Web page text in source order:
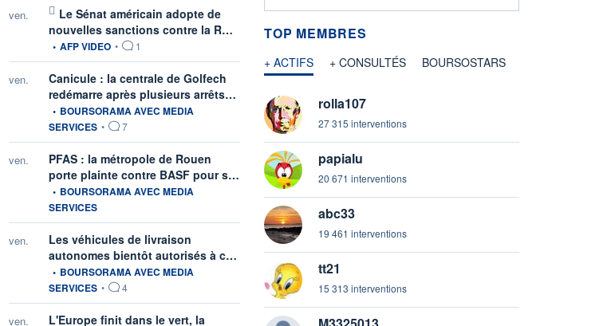
ven.
Le Sénat américain adopte de
nouvelles sanctions contre la R… information fournie par
• AFP VIDEO • 1
ven.
Canicule : la centrale de Golfech
redémarre après plusieurs arrêts…
• BOURSORAMA AVEC MEDIA
SERVICES • 7
ven.
PFAS : la métropole de Rouen
porte plainte contre BASF pour s… information fournie par
• BOURSORAMA AVEC MEDIA
SERVICES
ven.
Les véhicules de livraison
autonomes bientôt autorisés à c… information fournie par
• BOURSORAMA AVEC MEDIA
SERVICES • 4
ven.
L'Europe finit dans le vert, la
TOP MEMBRES
+ ACTIFS + CONSULTÉS BOURSOSTARS
rolla107
27 315 interventions
papialu
20 671 interventions
abc33
19 461 interventions
tt21
15 313 interventions